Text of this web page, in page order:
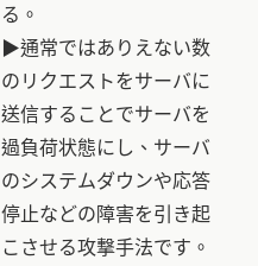
る。
▶通常ではありえない数
のリクエストをサーバに
送信することでサーバを
過負荷状態にし、サーバ
のシステムダウンや応答
停止などの障害を引き起
こさせる攻撃手法です。